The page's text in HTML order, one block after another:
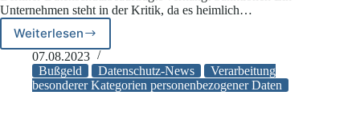
Unternehmen steht in der Kritik, da es heimlich…
Weiterlesen
Bußgeld
wegen
Negativliste
über
07.08.2023
Bußgeld
Datenschutz-News
Verarbeitung
besonderer Kategorien personenbezogener Daten